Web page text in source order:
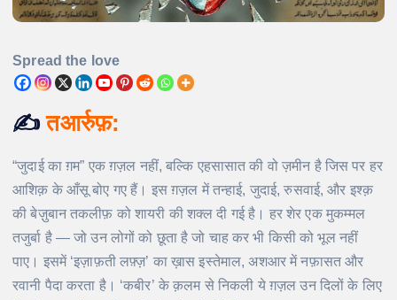
Spread the love
✍️तआर्रुफ़:
“जुदाई का ग़म” एक ग़ज़ल नहीं, बल्कि एहसासात की वो ज़मीन है जिस पर हर
आशिक़ के आँसू बोए गए हैं। इस ग़ज़ल में तन्हाई, जुदाई, रुसवाई, और इश्क़
की बेज़ुबान तकलीफ़ को शायरी की शक्ल दी गई है। हर शेर एक मुकम्मल
तजुर्बा है — जो उन लोगों को छूता है जो चाह कर भी किसी को भूल नहीं
पाए। इसमें ‘इज़ाफ़ती लफ़्ज़’ का ख़ास इस्तेमाल, अशआर में नफ़ासत और
रवानी पैदा करता है। ‘कबीर’ के क़लम से निकली ये ग़ज़ल उन दिलों के लिए